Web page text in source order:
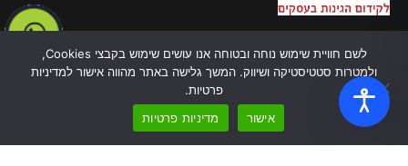
צרו קשר
טלפון:055-970-5878
כתובת: ברל כצנלסון, 82 בת ים
עובדים בכל הארץ
לשם חוויית שימוש נוחה ובטוחה אנו עושים שימוש בקבצי Cookies,
ולמטרות סטטיסטיקה ושיווק. המשך גלישה באתר מהווה אישור למדיניות
פרטיות.
אישור
מדיניות פרטיות